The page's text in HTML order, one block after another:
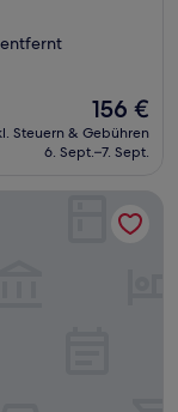
entfernt
Der
Preis
beträgt
156 €
Steuern & Gebühren
6. Sept.–7. Sept.